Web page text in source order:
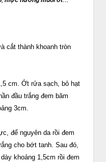
cắt thành khoanh tròn
cm. Ớt rửa sạch, bỏ hạt
đầu trắng đem băm
3cm.
để nguyên da rồi đem
cho bớt tanh. Sau đó,
khoảng 1,5cm rồi đem